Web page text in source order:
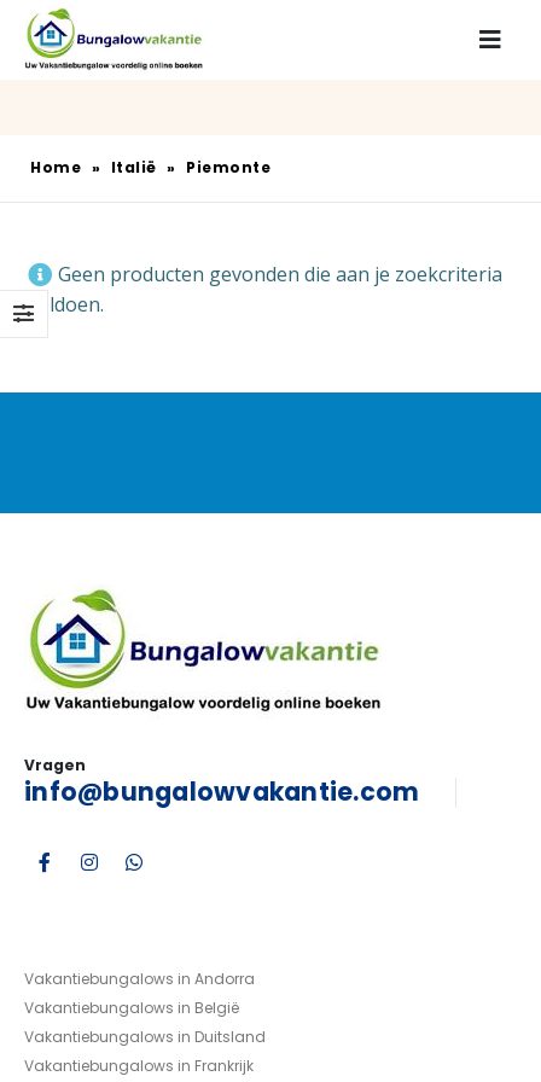
Home » Italië » Piemonte
Geen producten gevonden die aan je zoekcriteria
voldoen.
Vragen
info@bungalowvakantie.com
Vakantiebungalows in Andorra
Vakantiebungalows in België
Vakantiebungalows in Duitsland
Vakantiebungalows in Frankrijk